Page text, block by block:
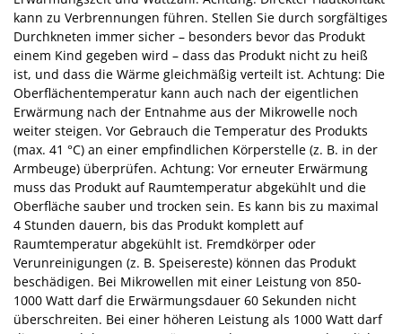
kann zu Verbrennungen führen. Stellen Sie durch sorgfältiges
Durchkneten immer sicher – besonders bevor das Produkt
einem Kind gegeben wird – dass das Produkt nicht zu heiß
ist, und dass die Wärme gleichmäßig verteilt ist. Achtung: Die
Oberflächentemperatur kann auch nach der eigentlichen
Erwärmung nach der Entnahme aus der Mikrowelle noch
weiter steigen. Vor Gebrauch die Temperatur des Produkts
(max. 41 °C) an einer empfindlichen Körperstelle (z. B. in der
Armbeuge) überprüfen. Achtung: Vor erneuter Erwärmung
muss das Produkt auf Raumtemperatur abgekühlt und die
Oberfläche sauber und trocken sein. Es kann bis zu maximal
4 Stunden dauern, bis das Produkt komplett auf
Raumtemperatur abgekühlt ist. Fremdkörper oder
Verunreinigungen (z. B. Speisereste) können das Produkt
beschädigen. Bei Mikrowellen mit einer Leistung von 850-
1000 Watt darf die Erwärmungsdauer 60 Sekunden nicht
überschreiten. Bei einer höheren Leistung als 1000 Watt darf